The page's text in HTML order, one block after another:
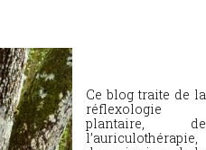
Ce blog traite de la
réflexologie
plantaire, de
l’auriculothérapie,